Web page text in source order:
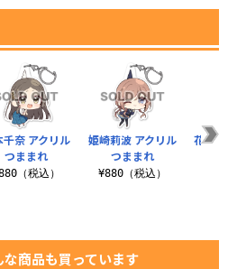
千奈 アクリル
つままれ
（税込）
姫崎莉波 アクリル
つままれ
¥880（税込）
花海
商品も買っています